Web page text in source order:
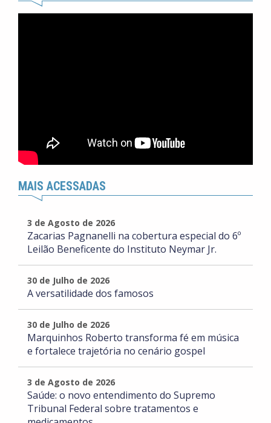
MAIS ACESSADAS
3 de Agosto de 2026
Zacarias Pagnanelli na cobertura especial do 6º
Leilão Beneficente do Instituto Neymar Jr.
30 de Julho de 2026
A versatilidade dos famosos
30 de Julho de 2026
Marquinhos Roberto transforma fé em música
e fortalece trajetória no cenário gospel
3 de Agosto de 2026
Saúde: o novo entendimento do Supremo
Tribunal Federal sobre tratamentos e